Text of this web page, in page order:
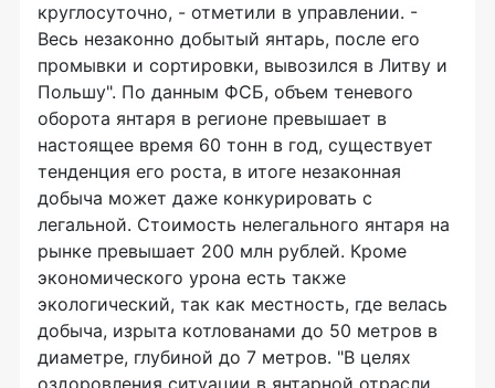
круглосуточно, - отметили в управлении. -
Весь незаконно добытый янтарь, после его
промывки и сортировки, вывозился в Литву и
Польшу". По данным ФСБ, объем теневого
оборота янтаря в регионе превышает в
настоящее время 60 тонн в год, существует
тенденция его роста, в итоге незаконная
добыча может даже конкурировать с
легальной. Стоимость нелегального янтаря на
рынке превышает 200 млн рублей. Кроме
экономического урона есть также
экологический, так как местность, где велась
добыча, изрыта котлованами до 50 метров в
диаметре, глубиной до 7 метров. "В целях